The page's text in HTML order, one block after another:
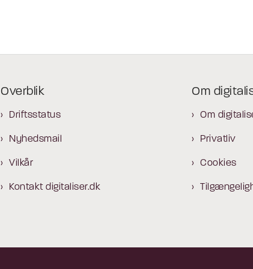
Overblik
Driftsstatus
Nyhedsmail
Vilkår
Kontakt digitaliser.dk
Om
Om
Privatliv
Cookies